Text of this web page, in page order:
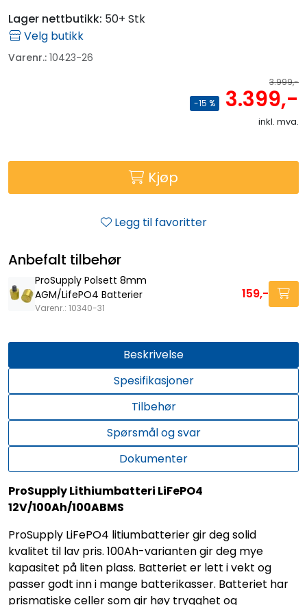
Lager nettbutikk: 50+ Stk
Velg butikk
Varenr.: 10423-26
3.999,-
-15 %
3.399,-
inkl. mva.
Kjøp
Legg til favoritter
Beskrivelse
Spesifikasjoner
Tilbehør
Spørsmål og svar
Dokumenter
ProSupply Lithiumbatteri LiFePO4
12V/100Ah/100ABMS
ProSupply LiFePO4 litiumbatterier gir deg solid
kvalitet til lav pris. 100Ah-varianten gir deg mye
kapasitet på liten plass. Batteriet er lett i vekt og
passer godt inn i mange batterikasser. Batteriet har
prismatiske celler som gir høy trygghet og
Anbefalt tilbehør
ProSupply Polsett 8mm
AGM/LifePO4 Batterier
Varenr.: 10340-31
159,-